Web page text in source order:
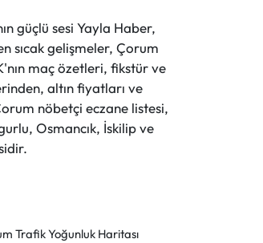
güçlü sesi Yayla Haber,
sıcak gelişmeler, Çorum
maç özetleri, fikstür ve
altın fiyatları ve
nöbetçi eczane listesi,
Osmancık, İskilip ve
Trafik Yoğunluk Haritası